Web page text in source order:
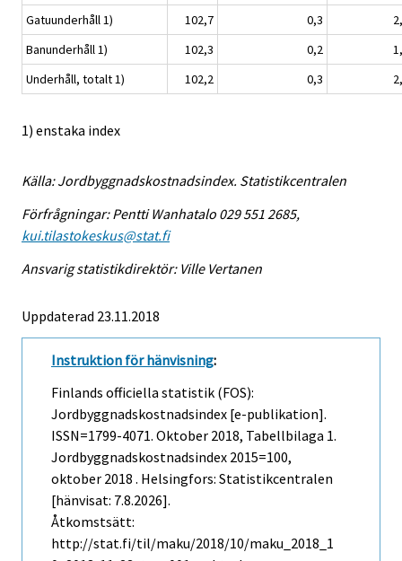
Gatuunderhåll 1)
102,7 0,3
Banunderhåll 1)
102,3 0,2
Underhåll, totalt 1)
102,2 0,3
1) enstaka index
Källa: Jordbyggnadskostnadsindex. Statistikcentralen
Förfrågningar: Pentti Wanhatalo 029 551 2685,
kui.tilastokeskus@stat.fi
Ansvarig statistikdirektör: Ville Vertanen
Uppdaterad 23.11.2018
Instruktion för hänvisning:
Finlands officiella statistik (FOS):
Jordbyggnadskostnadsindex [e-publikation].
ISSN=1799-4071. Oktober 2018, Tabellbilaga 1.
Jordbyggnadskostnadsindex 2015=100,
oktober 2018 . Helsingfors: Statistikcentralen
[hänvisat: 7.8.2026].
Åtkomstsätt:
http://stat.fi/til/maku/2018/10/maku_2018_1